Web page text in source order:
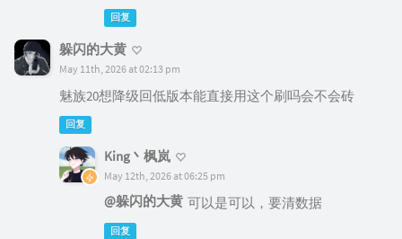
回复
躲闪的大黄
May 11th, 2026 at 02:13 pm
魅族20想降级回低版本能直接用这个刷吗会不会砖
回复
King丶枫岚
May 12th, 2026 at 06:25 pm
@躲闪的大黄 可以是可以，要清数据
回复